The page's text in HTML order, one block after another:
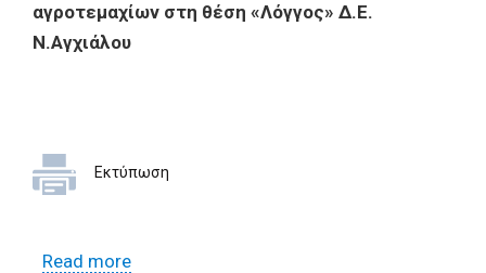
αγροτεμαχίων στη θέση «Λόγγος» Δ.Ε.
Ν.Αγχιάλου
Εκτύπωση
Read moreabout Διακήρυξη δημοπρασίας για την